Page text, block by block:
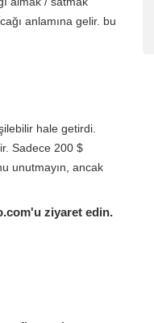
anlamına gelir. bu
hale getirdi.
Sadece 200 $
unutmayın, ancak
ziyaret edin.